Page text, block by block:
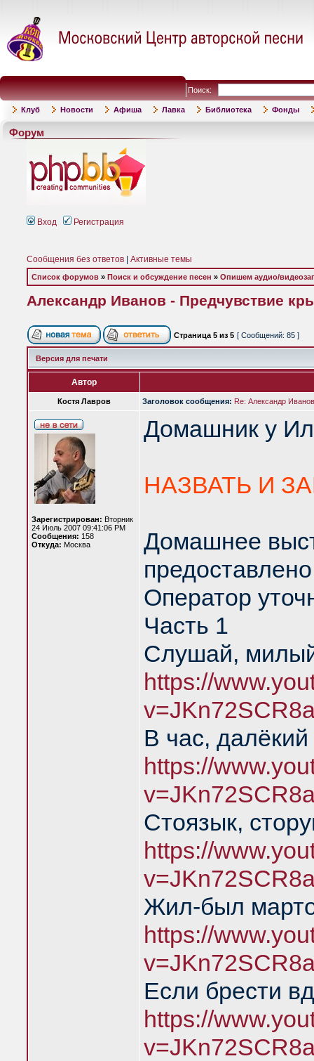
Поиск:
Клуб Новости Афиша Лавка Библиотека Фонды
Форум
Вход Регистрация
Сообщения без ответов Активные темы
Список форумов » Поиск и обсуждение песен » Опишем аудио/
Александр Иванов - Предчувствие
Страница 5 из 5 [ Сообщений: 85 ]
Версия для печати
Автор
Костя Лавров Заголовок сообщения: Re: Александр
Зарегистрирован: Вторник
24 Июль 2007 09:41:06 PM
Сообщения: 158
Откуда: Москва
Домашник у
НАЗВАТЬ И
Домашнее
Оператор
Часть 1
Слушай,
https://
В час, далёкий
https://
Стоязык,
https://
Жил-был
https://
Если брести
https://